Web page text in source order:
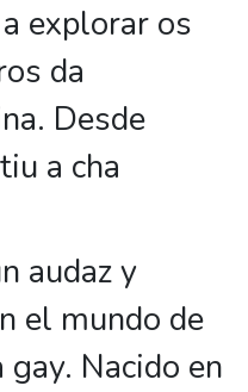
explorar os
da
Desde
a cha
audaz y
el mundo de
Nacido en